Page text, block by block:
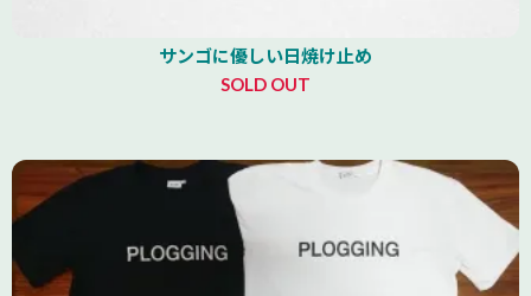
サンゴに優しい日焼け止め
SOLD OUT